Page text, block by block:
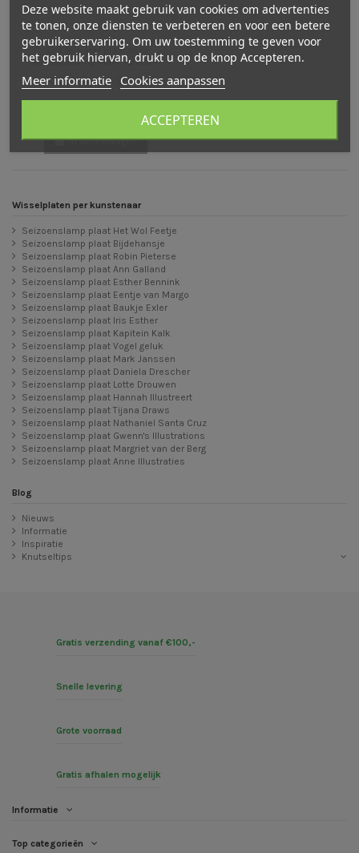
Sint te water plaat voor
seizoenslamp Mark Janssen
In winkelwagen
Wisselplaten per kunstenaar
Seizoenslamp plaat Het Wol Feetje
Seizoenslamp plaat Bijdehansje
Seizoenslamp plaat Robin Pieterse
Seizoenslamp plaat Ann Galland
Seizoenslamp plaat Esther Bennink
Seizoenslamp plaat Eentje van Margo
Seizoenslamp plaat Baukje Exler
Seizoenslamp plaat Iris Esther
Seizoenslamp plaat Kapitein Kalk
Seizoenslamp plaat Vogel geluk
Seizoenslamp plaat Mark Janssen
Seizoenslamp plaat Daniela Drescher
Seizoenslamp plaat Lotte Drouwen
Seizoenslamp plaat Hannah Illustreert
Seizoenslamp plaat Tijana Draws
Seizoenslamp plaat Nathaniel Santa Cruz
Seizoenslamp plaat Gwenn's Illustrations
Seizoenslamp plaat Margriet van der Berg
Seizoenslamp plaat Anne Illustraties
Blog
Nieuws
Informatie
Inspiratie
Knutseltips
Gratis verzending vanaf €100,-
Snelle levering
Grote voorraad
Gratis afhalen mogelijk
Informatie
Top categorieën
Deze website maakt gebruik van cookies om advertenties
te tonen, onze diensten te verbeteren en voor een betere
gebruikerservaring. Om uw toestemming te geven voor
het gebruik hiervan, drukt u op de knop Accepteren.
Meer informatie Cookies aanpassen
ACCEPTEREN